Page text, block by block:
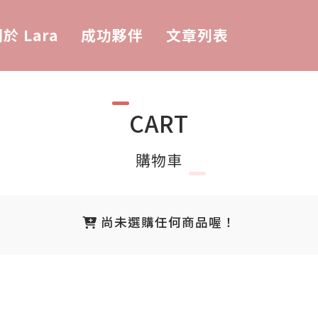
Lara 成功夥伴 文章列表
CART
購物車
尚未選購任何商品喔！